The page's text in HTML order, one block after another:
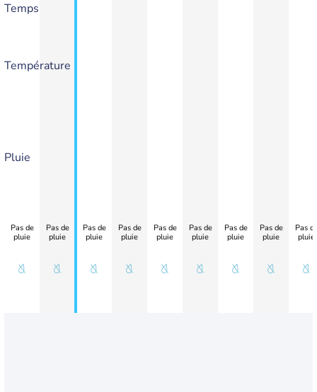
Temps
Température
Pluie
Pas de
pluie
Pas de
pluie
Pas de
pluie
Pas de
pluie
Pas de
pluie
Pas de
pluie
Pas de
pluie
Pas de
pluie
Pas
pluie